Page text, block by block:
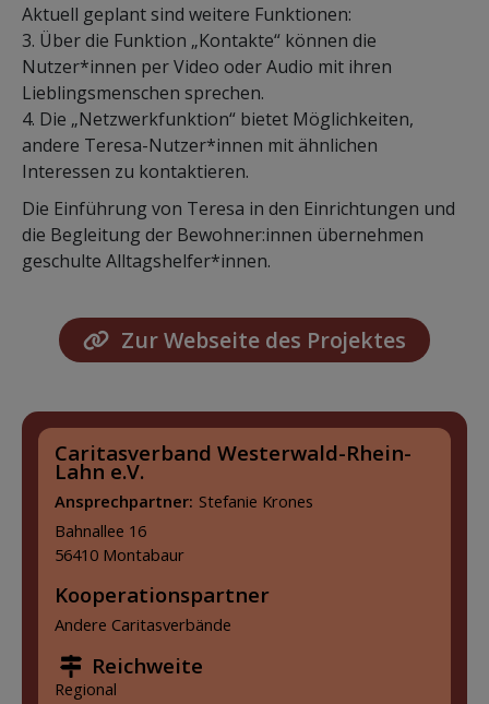
Aktuell geplant sind weitere Funktionen:
3. Über die Funktion „Kontakte“ können die
Nutzer*innen per Video oder Audio mit ihren
Lieblingsmenschen sprechen.
4. Die „Netzwerkfunktion“ bietet Möglichkeiten,
andere Teresa-Nutzer*innen mit ähnlichen
Interessen zu kontaktieren.
Die Einführung von Teresa in den Einrichtungen und
die Begleitung der Bewohner:innen übernehmen
geschulte Alltagshelfer*innen.
Zur Webseite des Projektes
Caritasverband Westerwald-Rhein-
Lahn e.V.
Ansprechpartner: Stefanie Krones
Bahnallee 16
56410 Montabaur
Kooperationspartner
Andere Caritasverbände
Reichweite
Regional